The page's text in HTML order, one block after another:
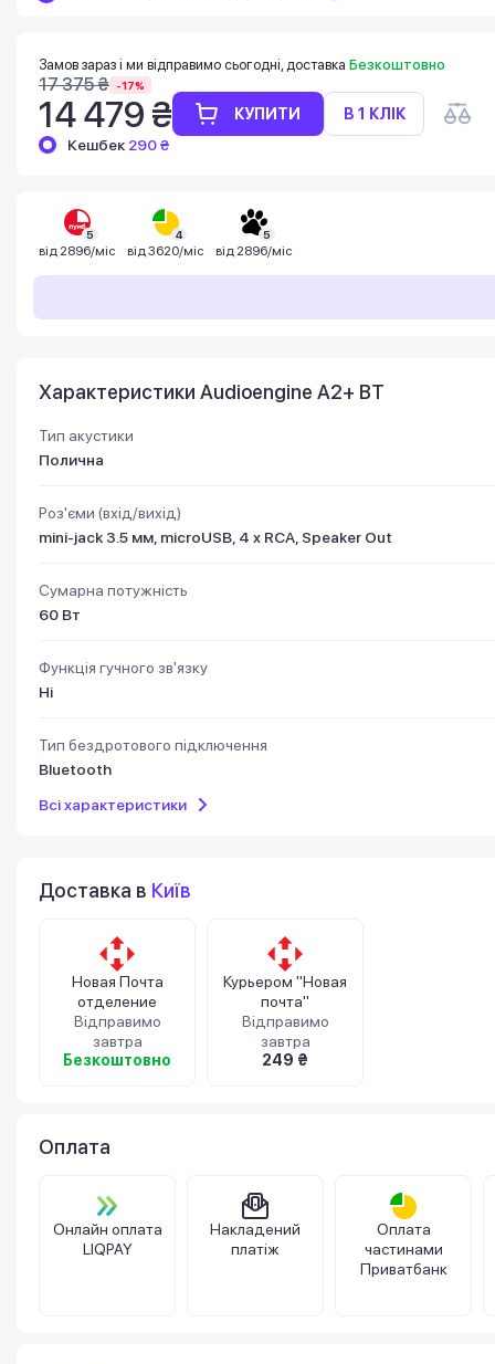
Замов зараз і ми відправимо сьогодні, доставка Безкоштовно
17 375 ₴ -17%
14 479 ₴ КУПИТИ
В 1 КЛІК
Кешбек 290 ₴
Накопиченими бонусами можна сплатити
до 99% вартості наступної покупки:
детальніше
5
від 2896/міс
4
від 3620/міс
5
від 2896/міс
Характеристики Audioengine A2+ BT
Тип акустики
Полична
Роз'єми (вхід/вихід)
mini-jack 3.5 мм, microUSB, 4 х RCA, Speaker Out
Сумарна потужність
60 Вт
Функція гучного зв'язку
Ні
Тип бездротового підключення
Bluetooth
Всі характеристики
Доставка в Київ
Новая Почта
отделение
Відправимо
завтра
Безкоштовно
Курьером "Новая
почта"
Відправимо
завтра
249 ₴
Оплата
Онлайн оплата
LIQPAY
Накладений
платіж
Оплата
частинами
Приватбанк